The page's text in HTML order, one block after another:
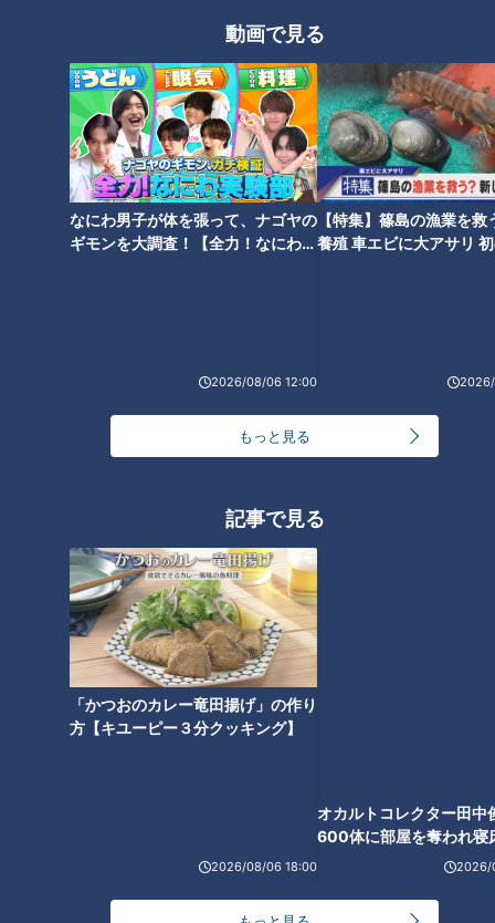
動画で見る
なにわ男子が体を張って、ナゴヤの
ギモンを大調査！【全力！なにわ実
2026/08/06 12:00
【特集】篠島の漁業を救
養殖 車エビに大アサリ
もっと見る
記事で見る
「かつおのカレー竜田揚げ」の作り
方【キユーピー３分クッキング】
2026/08/06 18:00
オカルトコレクター田中
2026/
本が無いからこそ生み出される多様なドラマ。お互いの意思が上手
く通じ合ったことで生まれた名作や意思の疎通が出来なかったこと
で生まれた快作…絶対に先がよめないハラハラドキドキ感で多くの
人の支持を得てきました。
そんなスジナシの名作・傑作選がYouTubeにて再び楽しめることに
なりました。毎週金曜20時に１話ずつ追加されていきます。是非
ご期待ください。
ホームページ
オススメ関連コンテンツ
【伊嵜充則】スジナシ(1999年)
鶴瓶が翻弄される！？圧倒的な
演技力がドラマを作り上げる！
【松田悟志】『コントなんや
ら』（スジナシ）